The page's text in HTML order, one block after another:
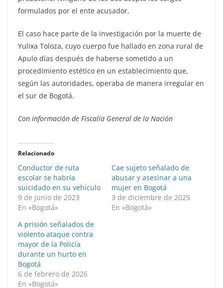
formulados por el ente acusador.
El caso hace parte de la investigación por la muerte de
Yulixa Toloza, cuyo cuerpo fue hallado en zona rural de
Apulo días después de haberse sometido a un
procedimiento estético en un establecimiento que,
según las autoridades, operaba de manera irregular en
el sur de Bogotá.
Con información de Fiscalía General de la Nación
Relacionado
Conductor de ruta
escolar se habría
suicidado en su vehículo
9 de junio de 2023
En «Bogotá»
Cae sujeto señalado de
abusar y asesinar a una
mujer en Bogotá
3 de diciembre de 2025
En «Bogotá»
A prisión señalados de
violento ataque contra
mayor de la Policía
durante un hurto en
Bogotá
6 de febrero de 2026
En «Bogotá»